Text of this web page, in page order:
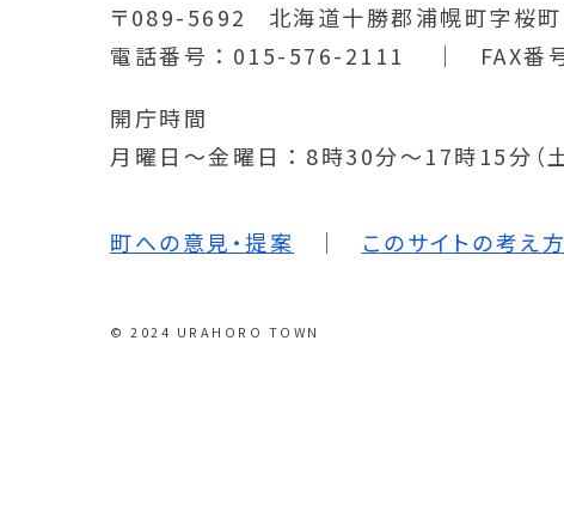
〒089-5692
北海道十勝郡浦幌町字桜
電話番号
015-576-2111 FAX番
開庁時間
月曜日～金曜日
8時30分～17時15分（
町への意見・提案 このサイトの考え方
© 2024 URAHORO TOWN